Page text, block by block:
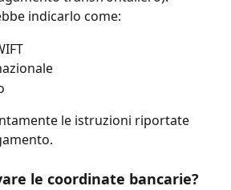
indicarlo come:
le istruzioni riportate
le coordinate bancarie?